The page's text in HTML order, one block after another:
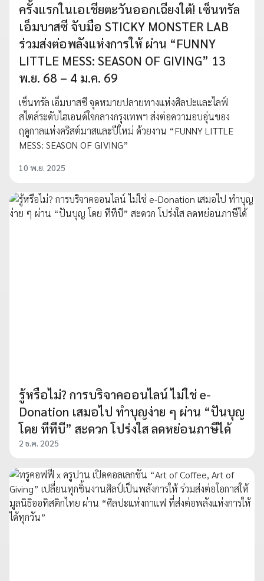
ครั้งแรกในเอเชียตะวันออกเฉียงใต้! เซ็นทรัล
เอ็มบาสซี จับมือ STICKY MONSTER LAB
ร่วมส่งต่อพลังแห่งการให้ ผ่าน “FUNNY
LITTLE MESS: SEASON OF GIVING” 13
พ.ย. 68 – 4 ม.ค. 69
เซ็นทรัล เอ็มบาสซี จุดหมายปลายทางแห่งศิลปะและไลฟ์
สไตล์ระดับไฮเอนด์ใจกลางกรุงเทพฯ ส่งต่อความอบอุ่นของ
ฤดูกาลแห่งคริสต์มาสและปีใหม่ ด้วยงาน “FUNNY LITTLE
MESS: SEASON OF GIVING”
10 พ.ย. 2025
รู้หรือไม่? การบริจาคออนไลน์ ไม่ใช่ e-
Donation เสมอไป ทำบุญง่าย ๆ ผ่าน “ปันบุญ
โดย ทีทีบี” สะดวก โปร่งใส ลดหย่อนภาษีได้
2 ธ.ค. 2025